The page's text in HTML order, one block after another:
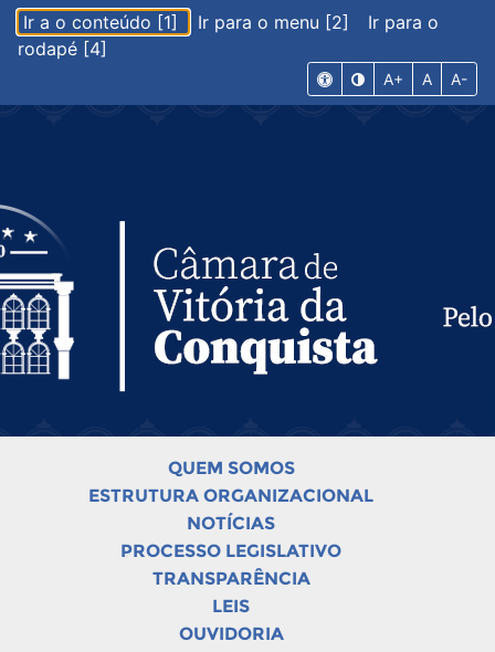
Ir a o conteúdo [1] Ir para o menu [2]
Ir para o
rodapé [4]
A+ A A-
QUEM SOMOS
ESTRUTURA ORGANIZACIONAL
NOTÍCIAS
PROCESSO LEGISLATIVO
TRANSPARÊNCIA
LEIS
OUVIDORIA